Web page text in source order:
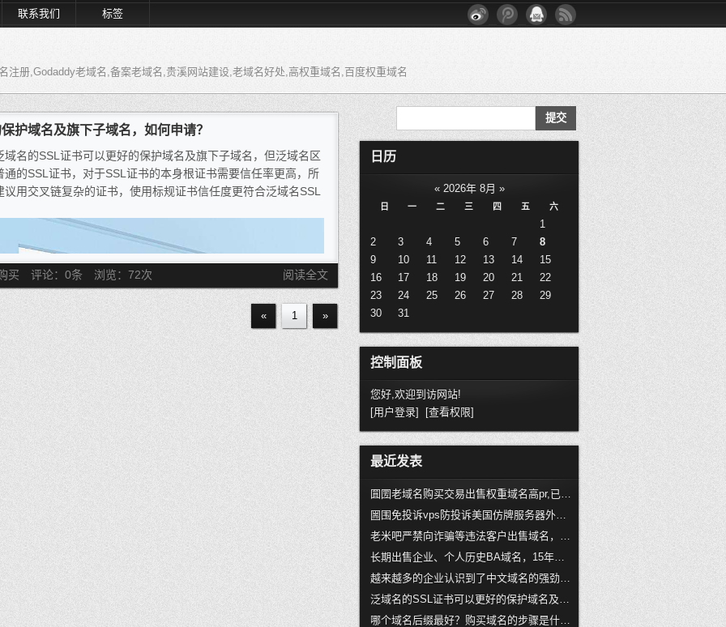
联系我们 标签
注册,Godaddy老域名,备案老域名,贵溪网站建设,老域名好处,高权重域名,百度权重域名
护域名及旗下子域名，如何申请？
域名的SSL证书可以更好的保护域名及旗下子域名，但泛域名区
通的SSL证书，对于SSL证书的本身根证书需要信任率更高，所
议用交叉链复杂的证书，使用标规证书信任度更符合泛域名SSL
域名SSL证书的方法
阅读全文
买 评论：0条 浏览： 72次
« 1 »
日历
« 2026年 8月 »
日 一 二 三 四 五 六
1
2
3 4 5 6 7
8
9
10 11 12 13 14
15
16
17 18 19 20 21
22
23
24 25 26 27 28
29
30
31
控制面板
您好,欢迎到访网站!
[用户登录]
[查看权限]
最近发表
圎圐老域名购买交易出售权重域名高pr,已备案域名,百度域名,百度搜狗收录域名,外链反链域名
圌围免投诉vps防投诉美国仿牌服务器外贸仿牌vps推荐仿牌空间主机,国外欧洲荷兰抗投诉服务器主机空间
老米吧严禁向诈骗等违法客户出售域名，国内在严打诈骗
长期出售企业、个人历史BA域名，15年以上老域名，外链权重域名
越来越多的企业认识到了中文域名的强劲发展趋势
泛域名的SSL证书可以更好的保护域名及旗下子域名，如何申请？
哪个域名后缀最好？购买域名的步骤是什么？